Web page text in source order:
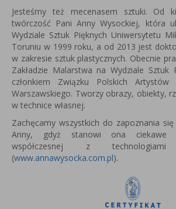
Jesteśmy też mecenasem sztuki. Od
twórczość Pani Anny Wysockiej, która u
Wydziale Sztuk Pięknych Uniwersytetu
Toruniu w 1999 roku, a od 2013 jest
w zakresie sztuk plastycznych. Obecnie
Zakładzie Malarstwa na Wydziale Sztuk
członkiem Związku Polskich Artystów
Warszawskiego. Tworzy obrazy, obiekty,
w technice własnej.
Zachęcamy wszystkich do zapoznania
Anny, gdyż stanowi ona ciekawe
współczesnej z technologiami
(www.annawysocka.com.pl).